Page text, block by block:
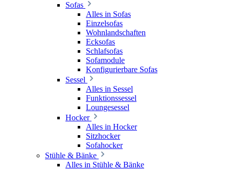
Sofas
Alles in Sofas
Einzelsofas
Wohnlandschaften
Ecksofas
Schlafsofas
Sofamodule
Konfigurierbare Sofas
Sessel
Alles in Sessel
Funktionssessel
Loungesessel
Hocker
Alles in Hocker
Sitzhocker
Sofahocker
Stühle & Bänke
Alles in Stühle & Bänke